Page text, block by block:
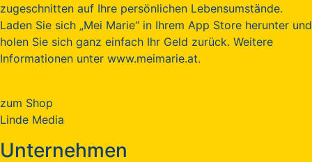
zugeschnitten auf Ihre persönlichen Lebensumstände.
Laden Sie sich „Mei Marie“ in Ihrem App Store herunter und
holen Sie sich ganz einfach Ihr Geld zurück. Weitere
Informationen unter www.meimarie.at.
zum Shop
Linde Media
Unternehmen